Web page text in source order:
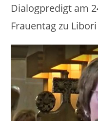
Dialogpredigt am
Frauentag zu Libori